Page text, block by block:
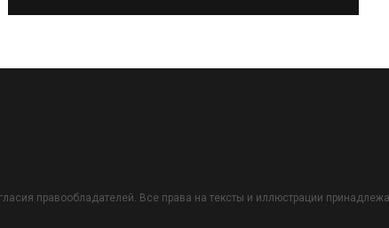
правообладателей. Все права на тексты и иллюстрации